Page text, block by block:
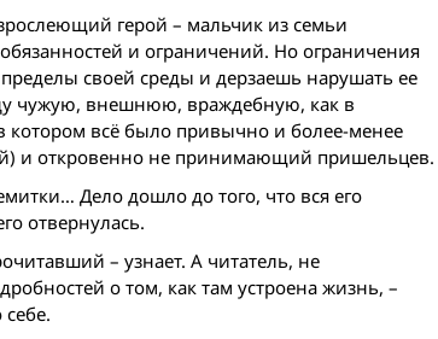
герой – мальчик из семьи
и ограничений. Но ограничения
своей среды и дерзаешь нарушать ее
чужую, внешнюю, враждебную, как в
котором всё было привычно и более-менее
и откровенно не принимающий пришельцев.
Дело дошло до того, что вся его
отвернулась.
– узнает. А читатель, не
о том, как там устроена жизнь, –